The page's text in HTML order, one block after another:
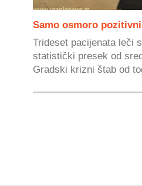
Samo osmoro
Trideset pacijenata leči
statistički presek od
Gradski krizni štab od